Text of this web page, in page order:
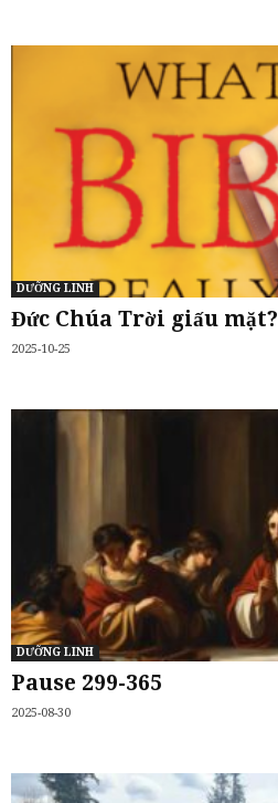
DƯỠNG LINH
Đức Chúa Trời giấu mặt?
2025-10-25
DƯỠNG LINH
Pause 299-365
2025-08-30